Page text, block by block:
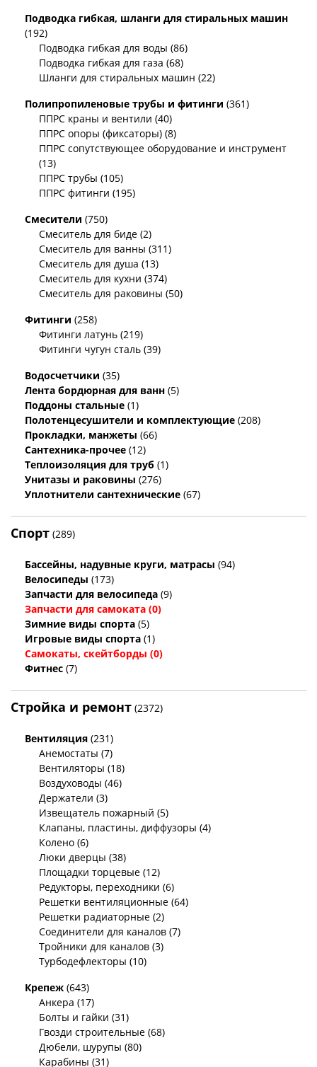
Подводка гибкая, шланги для стиральных машин
(192)
Подводка гибкая для воды (86)
Подводка гибкая для газа (68)
Шланги для стиральных машин (22)
Полипропиленовые трубы и фитинги (361)
ППРС краны и вентили (40)
ППРС опоры (фиксаторы) (8)
ППРС сопутствующее оборудование и инструмент
(13)
ППРС трубы (105)
ППРС фитинги (195)
Смесители (750)
Смеситель для биде (2)
Смеситель для ванны (311)
Смеситель для душа (13)
Смеситель для кухни (374)
Смеситель для раковины (50)
Фитинги (258)
Фитинги латунь (219)
Фитинги чугун сталь (39)
Водосчетчики (35)
Лента бордюрная для ванн (5)
Поддоны стальные (1)
Полотенцесушители и комплектующие (208)
Прокладки, манжеты (66)
Сантехника-прочее (12)
Теплоизоляция для труб (1)
Унитазы и раковины (276)
Уплотнители сантехнические (67)
Спорт (289)
Бассейны, надувные круги, матрасы (94)
Велосипеды (173)
Запчасти для велосипеда (9)
Запчасти для самоката (0)
Зимние виды спорта (5)
Игровые виды спорта (1)
Самокаты, скейтборды (0)
Фитнес (7)
Стройка и ремонт (2372)
Вентиляция (231)
Анемостаты (7)
Вентиляторы (18)
Воздуховоды (46)
Держатели (3)
Извещатель пожарный (5)
Клапаны, пластины, диффузоры (4)
Колено (6)
Люки дверцы (38)
Площадки торцевые (12)
Редукторы, переходники (6)
Решетки вентиляционные (64)
Решетки радиаторные (2)
Соединители для каналов (7)
Тройники для каналов (3)
Турбодефлекторы (10)
Крепеж (643)
Анкера (17)
Болты и гайки (31)
Гвозди строительные (68)
Дюбели, шурупы (80)
Карабины (31)